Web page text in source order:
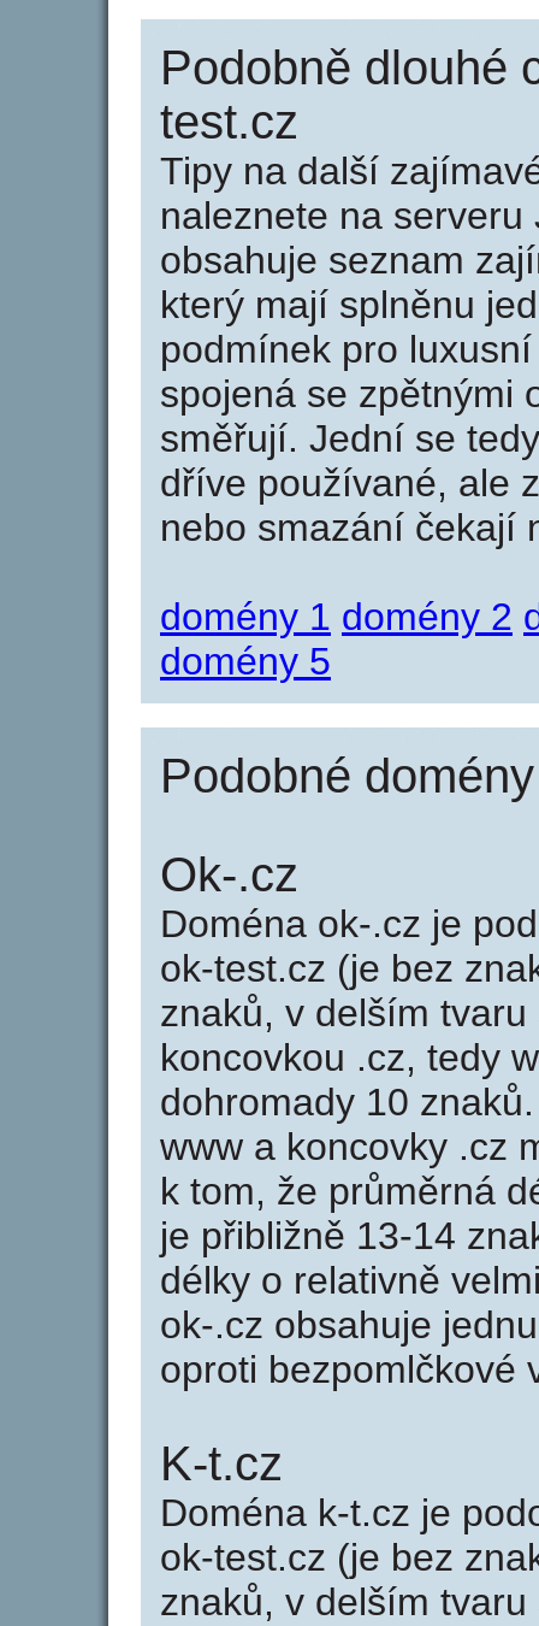
Podobně dlouhé
test.cz
Tipy na další
naleznete na serveru
obsahuje seznam
který mají splněnu
podmínek pro
spojená se zpětnými
směřují. Jední se
dříve používané, ale
nebo smazání čekají
domény 1 domény 2
domény 5
Podobné
Ok-.cz
Doména ok-.cz je
ok-test.cz (je bez
znaků, v delším
koncovkou .cz, tedy
dohromady 10
www a koncovky .cz
k tom, že průměrná
je přibližně 13-14
délky o relativně
ok-.cz obsahuje
oproti bezpomlčkové
K-t.cz
Doména k-t.cz je
ok-test.cz (je bez
znaků, v delším